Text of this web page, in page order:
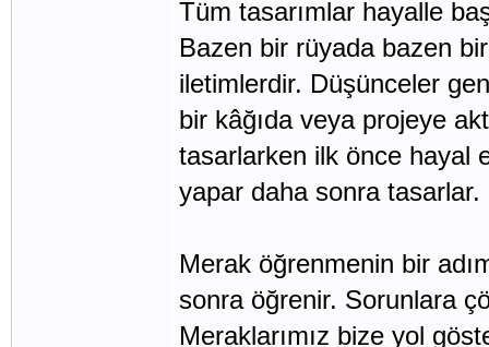
Tüm tasarımlar hayalle
Bazen bir rüyada bazen
iletimlerdir. Düşünceler
bir kâğıda veya projeye
tasarlarken ilk önce hayal
yapar daha sonra tasarlar.
Merak öğrenmenin bir
sonra öğrenir. Sorunlara
Meraklarımız bize yol